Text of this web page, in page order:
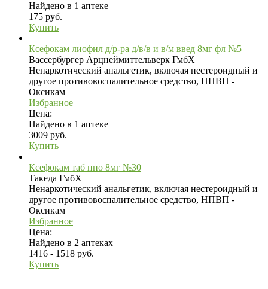
Найдено в 1 аптеке
175 руб.
Купить
Ксефокам лиофил д/р-ра д/в/в и в/м введ 8мг фл №5
Вассербургер Арцнеймиттельверк ГмбХ
Ненаркотический анальгетик, включая нестероидный и
другое противовоспалительное средство, НПВП -
Оксикам
Избранное
Цена:
Найдено в 1 аптеке
3009 руб.
Купить
Ксефокам таб ппо 8мг №30
Такеда ГмбХ
Ненаркотический анальгетик, включая нестероидный и
другое противовоспалительное средство, НПВП -
Оксикам
Избранное
Цена:
Найдено в 2 аптеках
1416 - 1518 руб.
Купить